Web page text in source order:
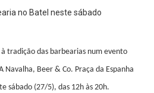
tradição das barbearias num evento
Beer & Co. Praça da Espanha
sábado (27/5), das 12h às 20h.